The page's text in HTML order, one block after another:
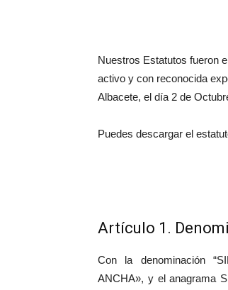
Nuestros Estatutos fueron
activo y con reconocida
Albacete, el día 2 de
Puedes descargar el
Artículo 1.
Con la denominación
ANCHA», y el anagrama